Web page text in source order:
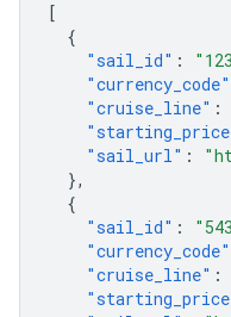
[
{
"sail_id" :
"currency_code"
"cruise_line" :
"sail_url" :
},
{
"sail_id" :
"currency_code"
"cruise_line" :